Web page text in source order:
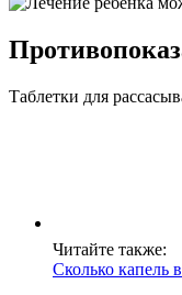
Таблетки для
Читайте также:
Сколько капель